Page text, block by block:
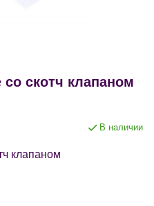
скотч клапаном
В наличии
клапаном